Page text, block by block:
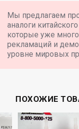
грузовиках КАМАЗ
автобусах,
Спецтехника:
Мы предлагаем
аналоги
которые уже
рекламаций и
уровне мировых
ПОХОЖИЕ